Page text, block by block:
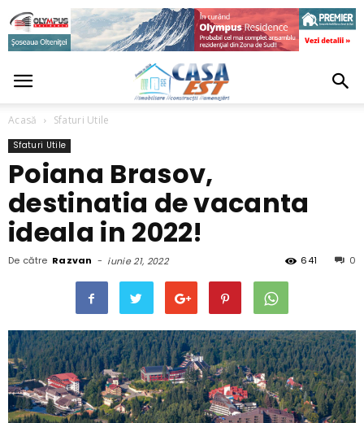
Acasă Sfaturi Utile
Sfaturi Utile
Poiana Brasov,
destinatia de vacanta
ideala in 2022!
De către Razvan - iunie 21, 2022 0
641